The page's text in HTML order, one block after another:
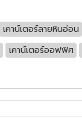
เคาน์เตอร์ลายหินอ่อน
เคาน์เตอร์ออฟฟิศ